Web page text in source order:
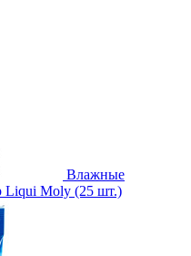
Влажные
Liqui Moly (25 шт.)